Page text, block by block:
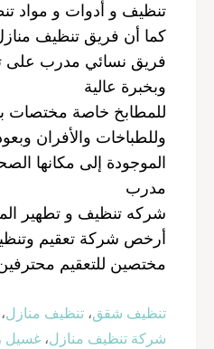
تنظيف و أدوات و مواد
كما أن فريق تنظيف
فريق نسائي مدرب على
وبخبرة عالية
للمطابخ خاصة مختصات
وللطباخات والأفران
الموجودة إلى مكانها
مدرب
شركه تنظيف و تطهير
أرخص شركة تعقيم
مختصين للتعقيم
تنظيف شقق، تنظيف منازل،
شركة تنظيف منازل، غسيل